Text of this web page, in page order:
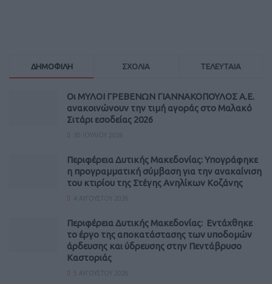
ΔΗΜΟΦΙΛΗ ΣΧΟΛΙΑ ΤΕΛΕΥΤΑΙΑ
Οι ΜΥΛΟΙ ΓΡΕΒΕΝΩΝ ΓΙΑΝΝΑΚΟΠΟΥΛΟΣ Α.Ε.
ανακοινώνουν την τιμή αγοράς στο Μαλακό
Σιτάρι εσοδείας 2026
Περιφέρεια Δυτικής Μακεδονίας: Υπογράφηκε
η προγραμματική σύμβαση για την ανακαίνιση
του κτιρίου της Στέγης Ανηλίκων Κοζάνης
Περιφέρεια Δυτικής Μακεδονίας: Εντάχθηκε
το έργο της αποκατάστασης των υποδομών
άρδευσης και ύδρευσης στην Πεντάβρυσο
Καστοριάς